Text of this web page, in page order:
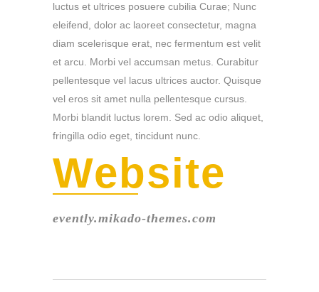
luctus et ultrices posuere cubilia Curae; Nunc
eleifend, dolor ac laoreet consectetur, magna
diam scelerisque erat, nec fermentum est velit
et arcu. Morbi vel accumsan metus. Curabitur
pellentesque vel lacus ultrices auctor. Quisque
vel eros sit amet nulla pellentesque cursus.
Morbi blandit luctus lorem. Sed ac odio aliquet,
fringilla odio eget, tincidunt nunc.
Website
evently.mikado-themes.com